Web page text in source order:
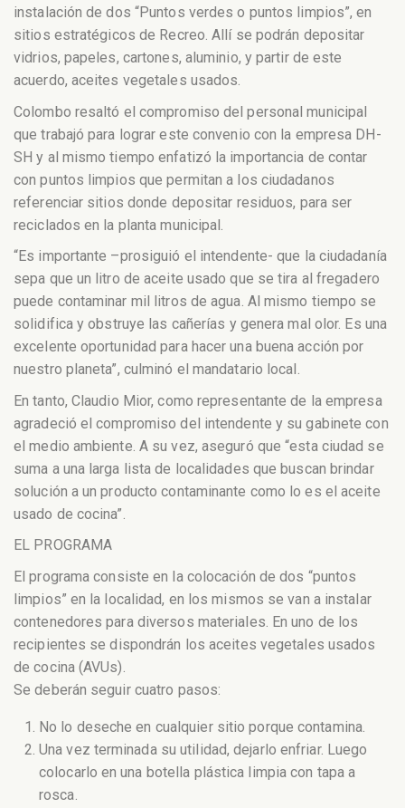
instalación de dos “Puntos verdes o puntos limpios”, en
sitios estratégicos de Recreo. Allí se podrán depositar
vidrios, papeles, cartones, aluminio, y partir de este
acuerdo, aceites vegetales usados.
Colombo resaltó el compromiso del personal municipal
que trabajó para lograr este convenio con la empresa DH-
SH y al mismo tiempo enfatizó la importancia de contar
con puntos limpios que permitan a los ciudadanos
referenciar sitios donde depositar residuos, para ser
reciclados en la planta municipal.
“Es importante –prosiguió el intendente- que la ciudadanía
sepa que un litro de aceite usado que se tira al fregadero
puede contaminar mil litros de agua. Al mismo tiempo se
solidifica y obstruye las cañerías y genera mal olor. Es una
excelente oportunidad para hacer una buena acción por
nuestro planeta”, culminó el mandatario local.
En tanto, Claudio Mior, como representante de la empresa
agradeció el compromiso del intendente y su gabinete con
el medio ambiente. A su vez, aseguró que “esta ciudad se
suma a una larga lista de localidades que buscan brindar
solución a un producto contaminante como lo es el aceite
usado de cocina”.
EL PROGRAMA
El programa consiste en la colocación de dos “puntos
limpios” en la localidad, en los mismos se van a instalar
contenedores para diversos materiales. En uno de los
recipientes se dispondrán los aceites vegetales usados
de cocina (AVUs).
Se deberán seguir cuatro pasos:
No lo deseche en cualquier sitio porque contamina.
Una vez terminada su utilidad, dejarlo enfriar. Luego
colocarlo en una botella plástica limpia con tapa a
rosca.